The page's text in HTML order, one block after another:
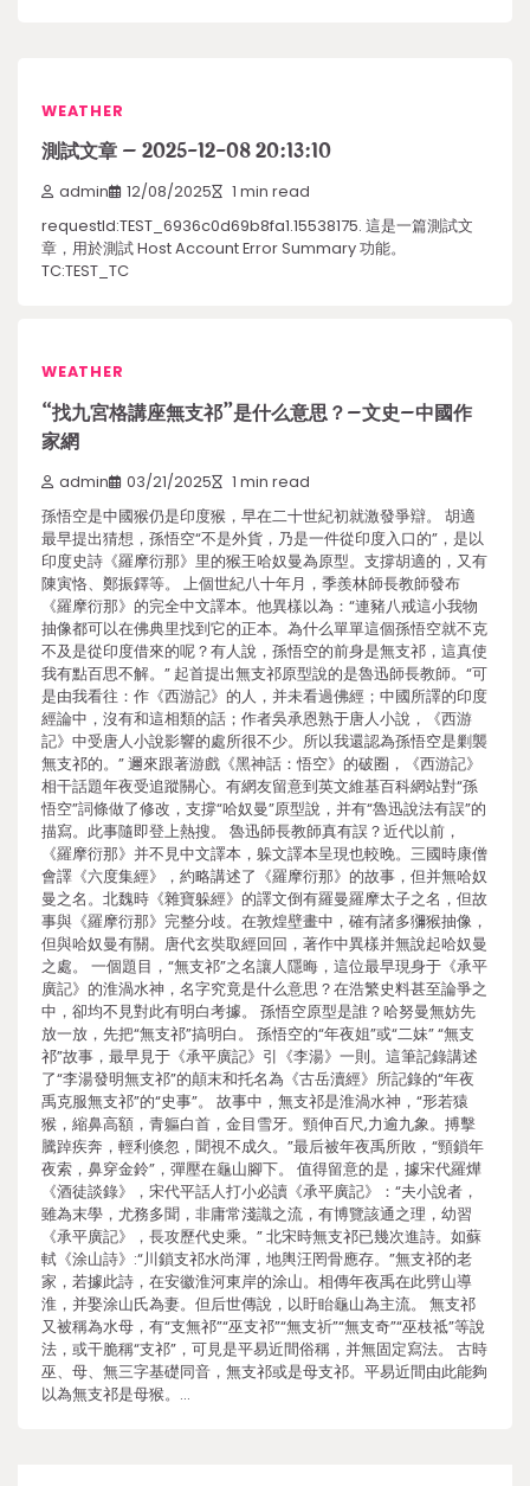
WEATHER
測試文章 – 2025-12-08 20:13:10
admin 12/08/2025 1 min read
requestId:TEST_6936c0d69b8fa1.15538175. 這是一篇測試文
章，用於測試 Host Account Error Summary 功能。
TC:TEST_TC
WEATHER
“找九宮格講座無支祁”是什么意思？–文史–中國作
家網
admin 03/21/2025 1 min read
孫悟空是中國猴仍是印度猴，早在二十世紀初就激發爭辯。 胡適
最早提出猜想，孫悟空“不是外貨，乃是一件從印度入口的”，是以
印度史詩《羅摩衍那》里的猴王哈奴曼為原型。支撐胡適的，又有
陳寅恪、鄭振鐸等。 上個世紀八十年月，季羨林師長教師發布
《羅摩衍那》的完全中文譯本。他異樣以為：“連豬八戒這小我物
抽像都可以在佛典里找到它的正本。為什么單單這個孫悟空就不克
不及是從印度借來的呢？有人說，孫悟空的前身是無支祁，這真使
我有點百思不解。” 起首提出無支祁原型說的是魯迅師長教師。“可
是由我看往：作《西游記》的人，并未看過佛經；中國所譯的印度
經論中，沒有和這相類的話；作者吳承恩熟于唐人小說，《西游
記》中受唐人小說影響的處所很不少。所以我還認為孫悟空是剿襲
無支祁的。” 邇來跟著游戲《黑神話：悟空》的破圈，《西游記》
相干話題年夜受追蹤關心。有網友留意到英文維基百科網站對“孫
悟空”詞條做了修改，支撐“哈奴曼”原型說，并有“魯迅說法有誤”的
描寫。此事隨即登上熱搜。 魯迅師長教師真有誤？近代以前，
《羅摩衍那》并不見中文譯本，躲文譯本呈現也較晚。三國時康僧
會譯《六度集經》，約略講述了《羅摩衍那》的故事，但并無哈奴
曼之名。北魏時《雜寶躲經》的譯文倒有羅曼羅摩太子之名，但故
事與《羅摩衍那》完整分歧。在敦煌壁畫中，確有諸多獼猴抽像，
但與哈奴曼有關。唐代玄奘取經回回，著作中異樣并無說起哈奴曼
之處。 一個題目，“無支祁”之名讓人隱晦，這位最早現身于《承平
廣記》的淮渦水神，名字究竟是什么意思？在浩繁史料甚至論爭之
中，卻均不見對此有明白考據。 孫悟空原型是誰？哈努曼無妨先
放一放，先把“無支祁”搞明白。 孫悟空的“年夜姐”或“二妹” “無支
祁”故事，最早見于《承平廣記》引《李湯》一則。這筆記錄講述
了“李湯發明無支祁”的顛末和托名為《古岳瀆經》所記錄的“年夜
禹克服無支祁”的“史事”。 故事中，無支祁是淮渦水神，“形若猿
猴，縮鼻高額，青軀白首，金目雪牙。頸伸百尺,力逾九象。搏擊
騰踔疾奔，輕利倏忽，聞視不成久。”最后被年夜禹所敗，“頸鎖年
夜索，鼻穿金鈴”，彈壓在龜山腳下。 值得留意的是，據宋代羅燁
《酒徒談錄》，宋代平話人打小必讀《承平廣記》：“夫小說者，
雖為末學，尤務多聞，非庸常淺識之流，有博覽該通之理，幼習
《承平廣記》，長攻歷代史乘。” 北宋時無支祁已幾次進詩。如蘇
軾《涂山詩》:“川鎖支祁水尚渾，地輿汪罔骨應存。”無支祁的老
家，若據此詩，在安徽淮河東岸的涂山。相傳年夜禹在此劈山導
淮，并娶涂山氏為妻。但后世傳說，以盱眙龜山為主流。 無支祁
又被稱為水母，有“支無祁”“巫支祁”“無支祈”“無支奇”“巫枝祗”等說
法，或干脆稱“支祁”，可見是平易近間俗稱，并無固定寫法。 古時
巫、母、無三字基礎同音，無支祁或是母支祁。平易近間由此能夠
以為無支祁是母猴。…